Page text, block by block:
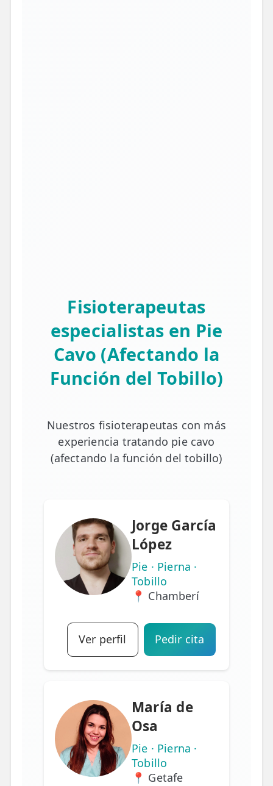
Fisioterapeutas
especialistas en Pie
Cavo (Afectando la
Función del Tobillo)
Nuestros fisioterapeutas con más
experiencia tratando pie cavo
(afectando la función del tobillo)
Jorge García
López
Pie · Pierna ·
Tobillo
📍 Chamberí
Ver perfil Pedir cita
María de
Osa
Pie · Pierna ·
Tobillo
📍 Getafe